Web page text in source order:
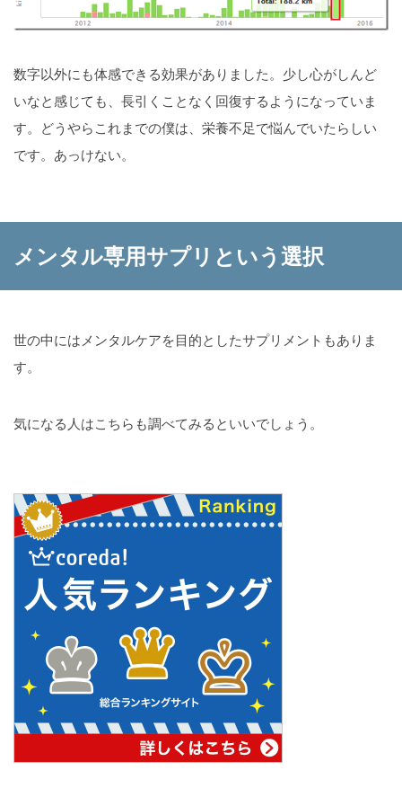
数字以外にも体感できる効果がありました。少し心がしんど
いなと感じても、長引くことなく回復するようになっていま
す。どうやらこれまでの僕は、栄養不足で悩んでいたらしい
です。あっけない。
メンタル専用サプリという選択
世の中にはメンタルケアを目的としたサプリメントもありま
す。
気になる人はこちらも調べてみるといいでしょう。